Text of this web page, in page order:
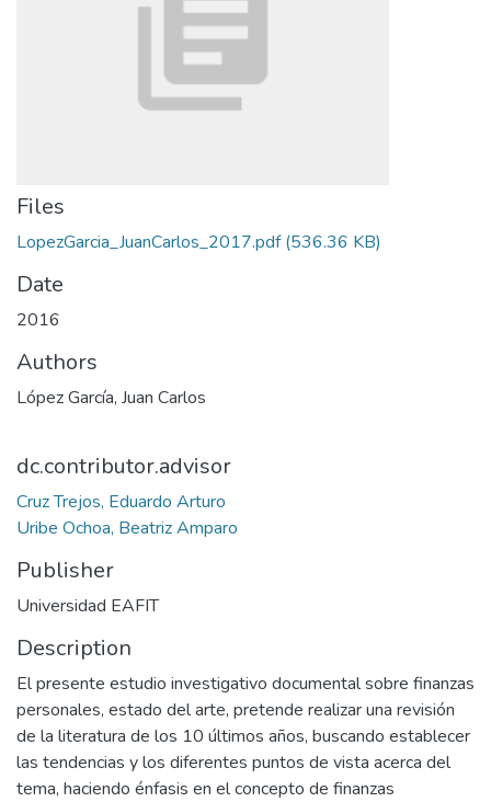
Files
LopezGarcia_JuanCarlos_2017.pdf(536.36 KB)
Date
2016
Authors
López García, Juan Carlos
dc.contributor.advisor
Cruz Trejos, Eduardo Arturo
Uribe Ochoa, Beatriz Amparo
Publisher
Universidad EAFIT
Description
El presente estudio investigativo documental sobre finanzas
personales, estado del arte, pretende realizar una revisión
de la literatura de los 10 últimos años, buscando establecer
las tendencias y los diferentes puntos de vista acerca del
tema, haciendo énfasis en el concepto de finanzas